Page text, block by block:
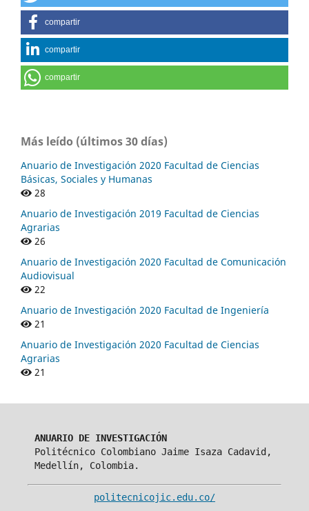
compartir
compartir
compartir
Más leído (últimos 30 días)
Anuario de Investigación 2020 Facultad de Ciencias
Básicas, Sociales y Humanas
28
Anuario de Investigación 2019 Facultad de Ciencias
Agrarias
26
Anuario de Investigación 2020 Facultad de Comunicación
Audiovisual
22
Anuario de Investigación 2020 Facultad de Ingeniería
21
Anuario de Investigación 2020 Facultad de Ciencias
Agrarias
21
ANUARIO DE INVESTIGACIÓN
Politécnico Colombiano Jaime Isaza Cadavid,
Medellín, Colombia.
politecnicojic.edu.co/